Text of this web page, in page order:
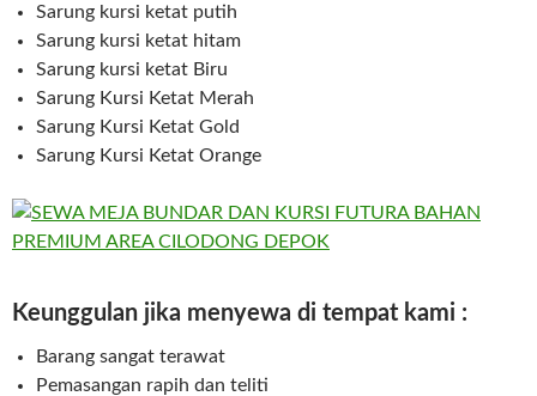
Sarung kursi ketat putih
Sarung kursi ketat hitam
Sarung kursi ketat Biru
Sarung Kursi Ketat Merah
Sarung Kursi Ketat Gold
Sarung Kursi Ketat Orange
Keunggulan jika menyewa di tempat kami :
Barang sangat terawat
Pemasangan rapih dan teliti